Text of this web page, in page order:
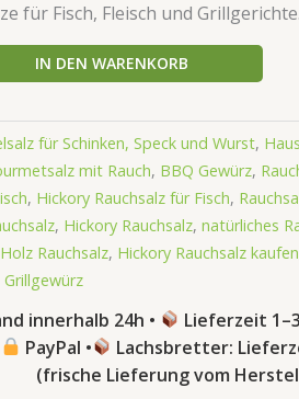
für Fisch, Fleisch und Grillgerichte.
IN DEN WARENKORB
für Schinken, Speck und Wurst,
mit Rauch, BBQ Gewürz,
, Hickory Rauchsalz für Fisch,
, Hickory Rauchsalz, natürliches
Rauchsalz, Hickory Rauchsalz kaufen
Grillgewürz
innerhalb 24h • Lieferzeit
PayPal •
Lachsbretter:
(frische Lieferung vom